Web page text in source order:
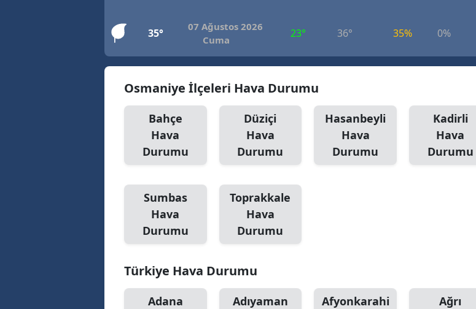
35°
07 Ağustos 2026
Cuma
23° 36° 35% 0%
Osmaniye İlçeleri Hava Durumu
Bahçe
Hava
Durumu
Düziçi
Hava
Durumu
Hasanbeyli
Hava
Durumu
Kadirli
Hava
Durumu
Sumbas
Hava
Durumu
Toprakkale
Hava
Durumu
Türkiye Hava Durumu
Adana
Adıyaman
Afyonkarahi
Ağrı